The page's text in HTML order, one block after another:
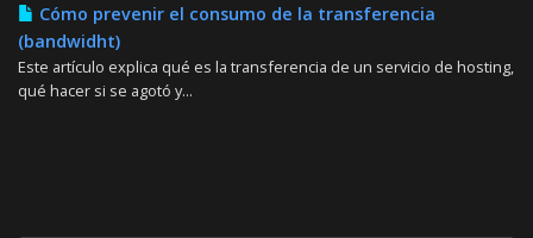
Cómo prevenir el consumo de la transferencia
(bandwidht)
Este artículo explica qué es la transferencia de un servicio de hosting,
qué hacer si se agotó y...